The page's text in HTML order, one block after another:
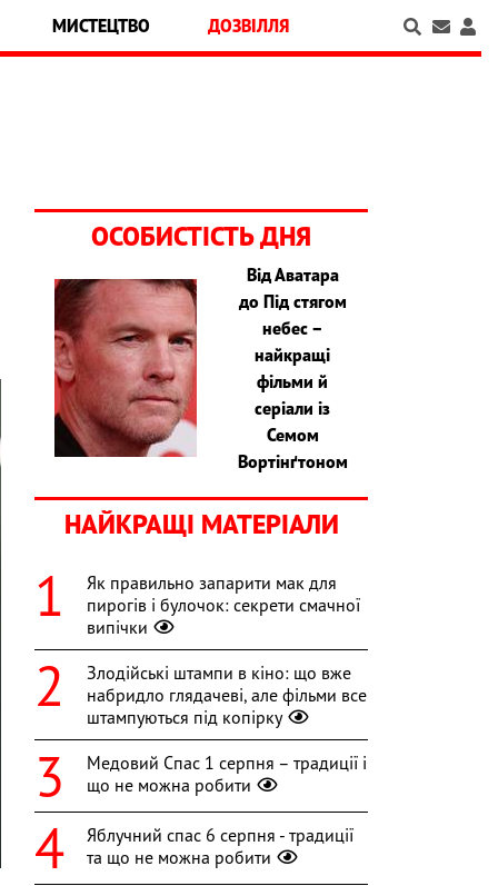
МИСТЕЦТВО ДОЗВІЛЛЯ
ОСОБИСТІСТЬ ДНЯ
Від Аватара
до Під стягом
небес –
найкращі
фільми й
серіали із
Семом
Вортінґтоном
НАЙКРАЩІ МАТЕРІАЛИ
Як правильно запарити мак для
пирогів і булочок: секрети смачної
випічки
Злодійські штампи в кіно: що вже
набридло глядачеві, але фільми все
штампуються під копірку
Медовий Спас 1 серпня – традиції і
що не можна робити
Яблучний спас 6 серпня - традиції
та що не можна робити